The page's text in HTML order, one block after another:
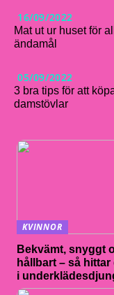
16/09/2022
Mat ut ur huset för
ändamål
05/09/2022
3 bra tips för att
damstövlar
KVINNOR
Bekvämt, snyggt
hållbart – så hittar
i